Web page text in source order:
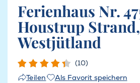
Ferienhaus Nr.
Houstrup Strand,
Westjütland
(10)
Teilen
Als Favorit speichern